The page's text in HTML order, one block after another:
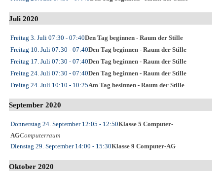
Juli 2020
Freitag 3. Juli 07:30 - 07:40Den Tag beginnen - Raum der Stille
Freitag 10. Juli 07:30 - 07:40Den Tag beginnen - Raum der Stille
Freitag 17. Juli 07:30 - 07:40Den Tag beginnen - Raum der Stille
Freitag 24. Juli 07:30 - 07:40Den Tag beginnen - Raum der Stille
Freitag 24. Juli 10:10 - 10:25Am Tag besinnen - Raum der Stille
September 2020
Donnerstag 24. September12:05 - 12:50Klasse 5 Computer-
AGComputerraum
Dienstag 29. September14:00 - 15:30Klasse 9 Computer-AG
Oktober 2020